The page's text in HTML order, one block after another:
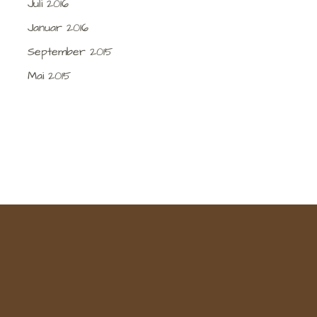
Juli 2016
Januar 2016
September 2015
Mai 2015